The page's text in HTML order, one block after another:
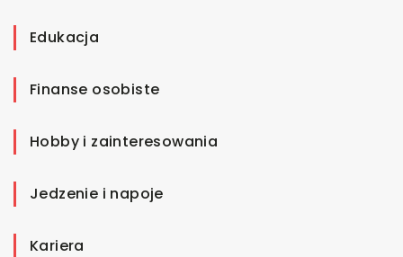
Edukacja
Finanse osobiste
Hobby i zainteresowania
Jedzenie i napoje
Kariera